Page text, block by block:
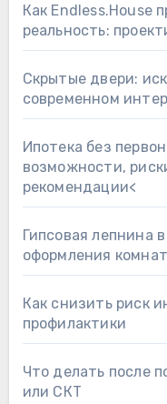
Как Endless.House
реальность:
Скрытые двери:
современном
Ипотека без
возможности,
рекомендации<
Гипсовая лепнина
оформления комнат
Как снизить риск
профилактики
Что делать после
или СКТ